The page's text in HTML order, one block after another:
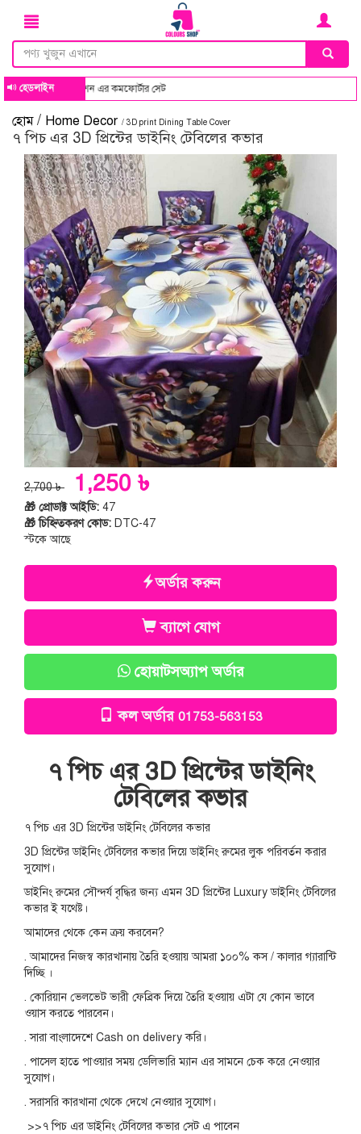
হেডলাইন
কম্বিনেশন এর কমফোর্টার সেট
হোম / Home Decor / 3D print Dining Table Cover
৭ পিচ এর 3D প্রিন্টের ডাইনিং টেবিলের কভার
2,700 ৳ 1,250 ৳
🎁 প্রোডাক্ট আইডি: 47
🎁 চিহ্নিতকরণ কোড: DTC-47
স্টকে আছে
অর্ডার করুন
ব্যাগে যোগ
হোয়াটসঅ্যাপ অর্ডার
কল অর্ডার 01753-563153
৭ পিচ এর 3D প্রিন্টের ডাইনিং
টেবিলের কভার
৭ পিচ এর 3D প্রিন্টের ডাইনিং টেবিলের কভার
3D প্রিন্টের ডাইনিং টেবিলের কভার দিয়ে ডাইনিং রুমের লুক পরিবর্তন করার
সুযোগ।
ডাইনিং রুমের সৌন্দর্য বৃদ্ধির জন্য এমন 3D প্রিন্টের Luxury ডাইনিং টেবিলের
কভার ই যথেষ্ট।
আমাদের থেকে কেন ক্রয় করবেন?
. আমাদের নিজস্ব কারখানায় তৈরি হওয়ায় আমরা ১০০% কস / কালার গ্যারান্টি
দিচ্ছি ।
. কোরিয়ান ভেলভেট ভারী ফেব্রিক দিয়ে তৈরি হওয়ায় এটা যে কোন ভাবে
ওয়াস করতে পারবেন।
. সারা বাংলাদেশে Cash on delivery করি।
. পাসেল হাতে পাওয়ার সময় ডেলিভারি ম্যান এর সামনে চেক করে নেওয়ার
সুযোগ।
. সরাসরি কারখানা থেকে দেখে নেওয়ার সুযোগ।
>>৭ পিচ এর ডাইনিং টেবিলের কভার সেট এ পাবেন